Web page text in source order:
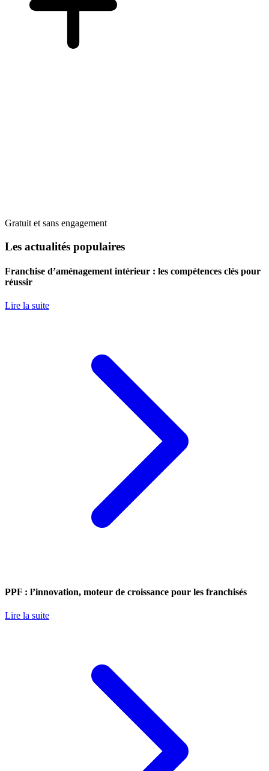
Gratuit et sans engagement
Les actualités populaires
Franchise d’aménagement intérieur : les compétences clés pour
réussir
Lire la suite
PPF : l’innovation, moteur de croissance pour les franchisés
Lire la suite